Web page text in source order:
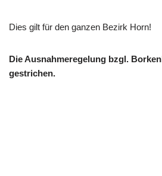
Dies gilt für den ganzen Bezirk Horn!
Die Ausnahmeregelung bzgl.
gestrichen.